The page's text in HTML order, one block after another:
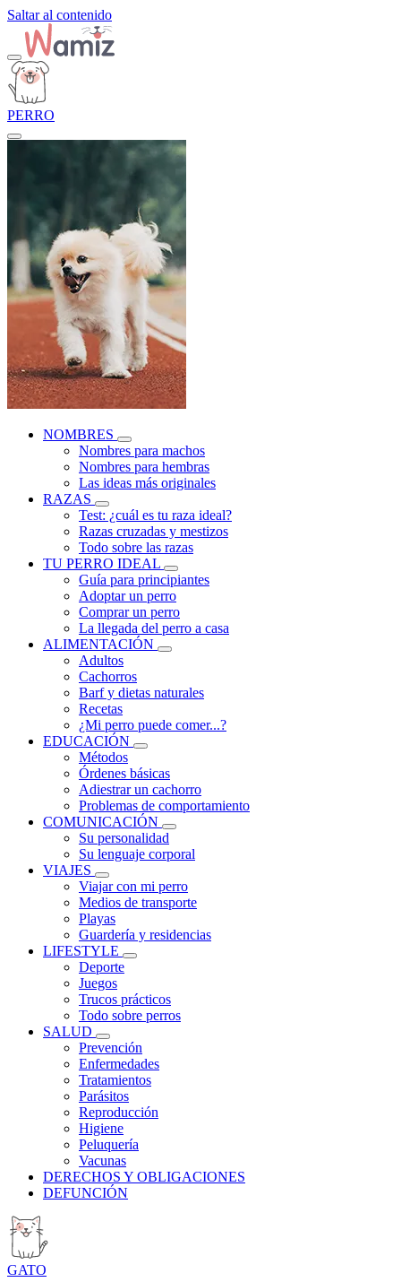
Saltar al contenido
PERRO
NOMBRES
Nombres para machos
Nombres para hembras
Las ideas más originales
RAZAS
Test: ¿cuál es tu raza ideal?
Razas cruzadas y mestizos
Todo sobre las razas
TU PERRO IDEAL
Guía para principiantes
Adoptar un perro
Comprar un perro
La llegada del perro a casa
ALIMENTACIÓN
Adultos
Cachorros
Barf y dietas naturales
Recetas
¿Mi perro puede comer...?
EDUCACIÓN
Métodos
Órdenes básicas
Adiestrar un cachorro
Problemas de comportamiento
COMUNICACIÓN
Su personalidad
Su lenguaje corporal
VIAJES
Viajar con mi perro
Medios de transporte
Playas
Guardería y residencias
LIFESTYLE
Deporte
Juegos
Trucos prácticos
Todo sobre perros
SALUD
Prevención
Enfermedades
Tratamientos
Parásitos
Reproducción
Higiene
Peluquería
Vacunas
DERECHOS Y OBLIGACIONES
DEFUNCIÓN
GATO